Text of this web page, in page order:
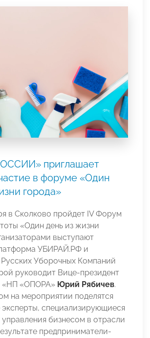
приглашает
в форуме «Один
города»
в Сколково пройдет IV Форум
«Один день из жизни
выступают
УБИРАЙ.РФ и
Уборочных Компаний
руководит Вице-президент
«НП «ОПОРА» Юрий Рябичев.
на мероприятии поделятся
специализирующиеся
бизнесом в отрасли
предприниматели-